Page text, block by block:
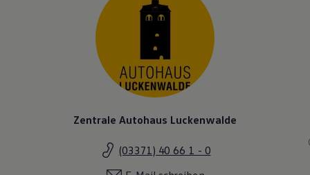
Zentrale Autohaus Luckenwalde
(03371) 40 66 1 - 0